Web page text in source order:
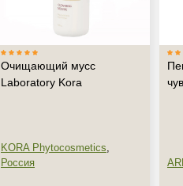
Очищающий мусс
Laboratory Kora
KORA Phytocosmetics,
Россия